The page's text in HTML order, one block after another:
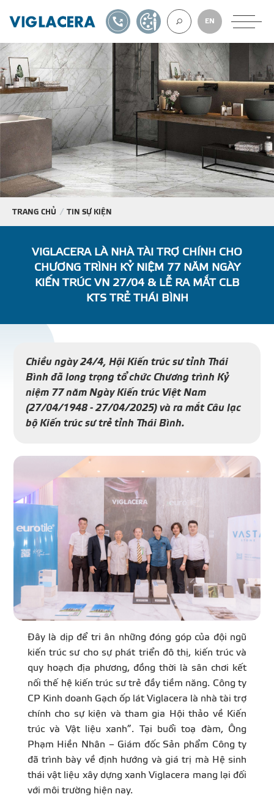
VỀ CHÚNG
GẠCH ỐP LÁT
BÊ TÔNG KHÍ
THƯ
TIN CHUYÊN MÔN
LIÊN HỆ - TƯ
EN
1900561582TỰ THIẾT KẾ
TRANG CHỦ TIN SỰ KIỆN
VIGLACERA LÀ NHÀ TÀI TRỢ CHÍNH CHO
CHƯƠNG TRÌNH KỶ NIỆM 77 NĂM NGÀY
KIẾN TRÚC VN 27/04 & LỄ RA MẮT CLB
KTS TRẺ THÁI BÌNH
Chiều ngày 24/4, Hội Kiến trúc sư tỉnh Thái
Bình đã long trọng tổ chức Chương trình Kỷ
niệm 77 năm Ngày Kiến trúc Việt Nam
(27/04/1948 - 27/04/2025) và ra mắt Câu lạc
bộ Kiến trúc sư trẻ tỉnh Thái Bình.
Đây là dịp để tri ân những đóng góp của đội ngũ
kiến trúc sư cho sự phát triển đô thị, kiến trúc và
quy hoạch địa phương, đồng thời là sân chơi kết
nối thế hệ kiến trúc sư trẻ đầy tiềm năng. Công ty
CP Kinh doanh Gạch ốp lát Viglacera là nhà tài trợ
chính cho sự kiện và tham gia Hội thảo về Kiến
trúc và Vật liệu xanh”. Tại buổi toạ đàm, Ông
Phạm Hiền Nhân – Giám đốc Sản phẩm Công ty
đã trình bày về định hướng và giá trị mà Hệ sinh
thái vật liệu xây dựng xanh Viglacera mang lại đối
với môi trường hiện nay.